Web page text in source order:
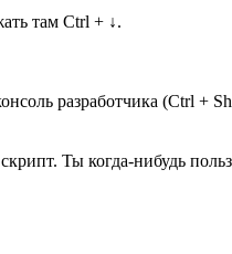
там Ctrl + ↓.
разработчика (Ctrl +
Ты когда-нибудь